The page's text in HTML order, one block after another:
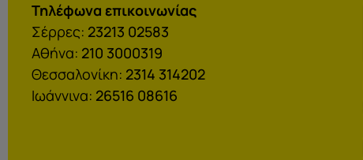
Τηλέφωνα επικοινωνίας
Σέρρες: 23213 02583
Αθήνα: 210 3000319
Θεσσαλονίκη: 2314 314202
Ιωάννινα: 26516 08616